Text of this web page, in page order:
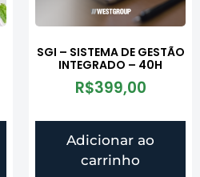
SGI – SISTEMA DE GESTÃO
INTEGRADO – 40H
R$399,00
Adicionar ao
carrinho